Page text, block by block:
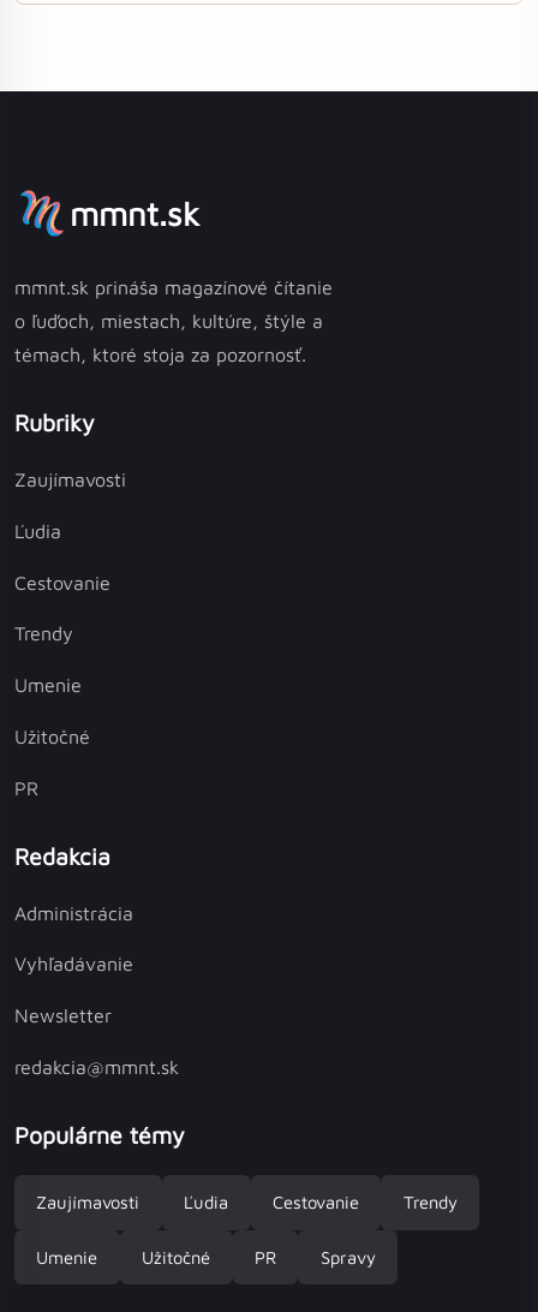
mmnt.sk
mmnt.sk prináša magazínové čítanie
o ľuďoch, miestach, kultúre, štýle a
témach, ktoré stoja za pozornosť.
Rubriky
Zaujímavosti
Ľudia
Cestovanie
Trendy
Umenie
Užitočné
PR
Redakcia
Administrácia
Vyhľadávanie
Newsletter
redakcia@mmnt.sk
Populárne témy
Zaujímavosti Ľudia Cestovanie Trendy
Umenie Užitočné PR Spravy